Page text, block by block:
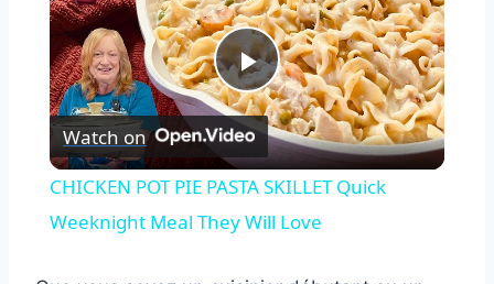
Play
Video
Watch on
CHICKEN POT PIE PASTA SKILLET Quick
Weeknight Meal They Will Love